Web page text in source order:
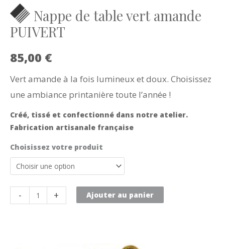
Nappe de table vert amande
PUIVERT
85,00 €
Vert amande à la fois lumineux et doux. Choisissez
une ambiance printanière toute l’année !
Créé, tissé et confectionné dans notre atelier.
Fabrication artisanale française
Choisissez votre produit
-
de
+ Ajouter au panier